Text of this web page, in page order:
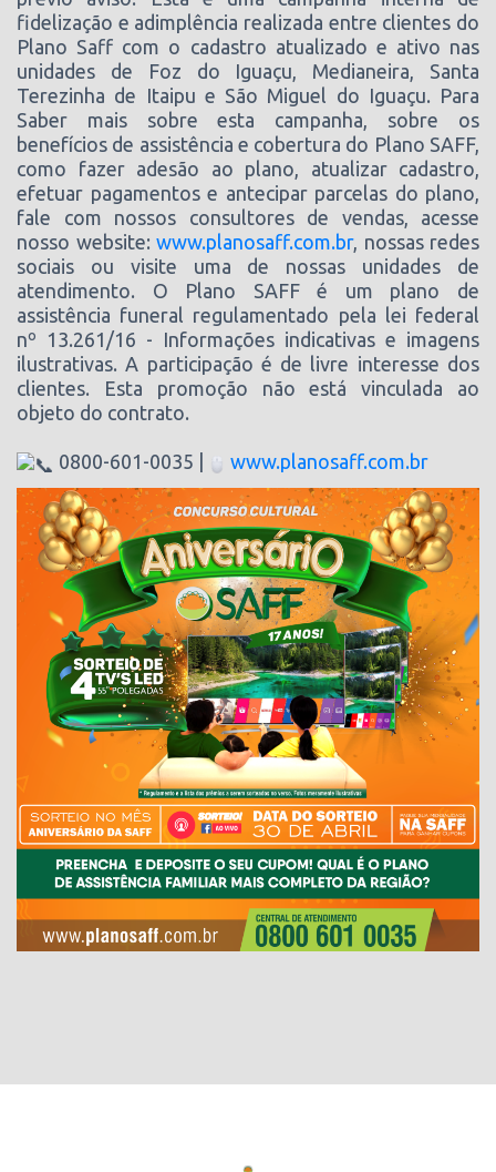
fidelização e adimplência realizada entre clientes do
Plano Saff com o cadastro atualizado e ativo nas
unidades de Foz do Iguaçu, Medianeira, Santa
Terezinha de Itaipu e São Miguel do Iguaçu. Para
Saber mais sobre esta campanha, sobre os
benefícios de assistência e cobertura do Plano SAFF,
como fazer adesão ao plano, atualizar cadastro,
efetuar pagamentos e antecipar parcelas do plano,
fale com nossos consultores de vendas, acesse
nosso website: www.planosaff.com.br, nossas redes
sociais ou visite uma de nossas unidades de
atendimento. O Plano SAFF é um plano de
assistência funeral regulamentado pela lei federal
nº 13.261/16 - Informações indicativas e imagens
ilustrativas. A participação é de livre interesse dos
clientes. Esta promoção não está vinculada ao
objeto do contrato.
0800-601-0035 | www.planosaff.com.br